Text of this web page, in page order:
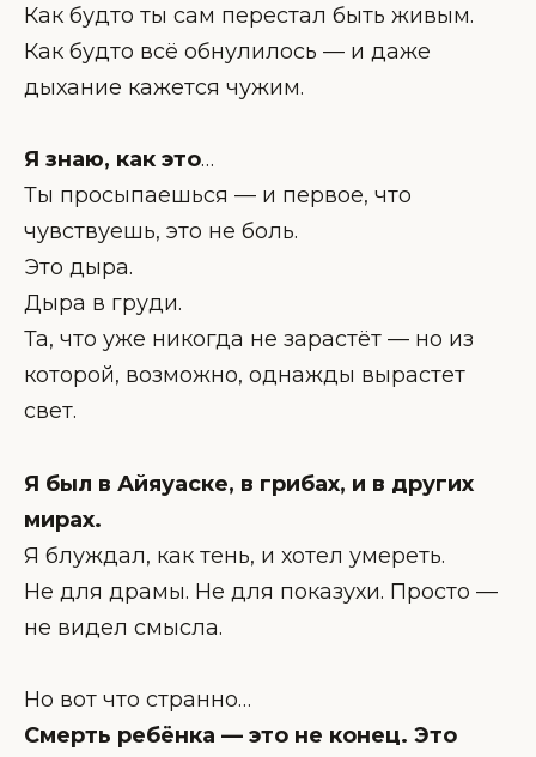
Как будто ты сам перестал быть живым.
Как будто всё обнулилось — и даже
дыхание кажется чужим.
Я знаю, как это…
Ты просыпаешься — и первое, что
чувствуешь, это не боль.
Это дыра.
Дыра в груди.
Та, что уже никогда не зарастёт — но из
которой, возможно, однажды вырастет
свет.
Я был в Айяуаске, в грибах, и в других
мирах.
Я блуждал, как тень, и хотел умереть.
Не для драмы. Не для показухи. Просто —
не видел смысла.
Но вот что странно…
Смерть ребёнка — это не конец. Это